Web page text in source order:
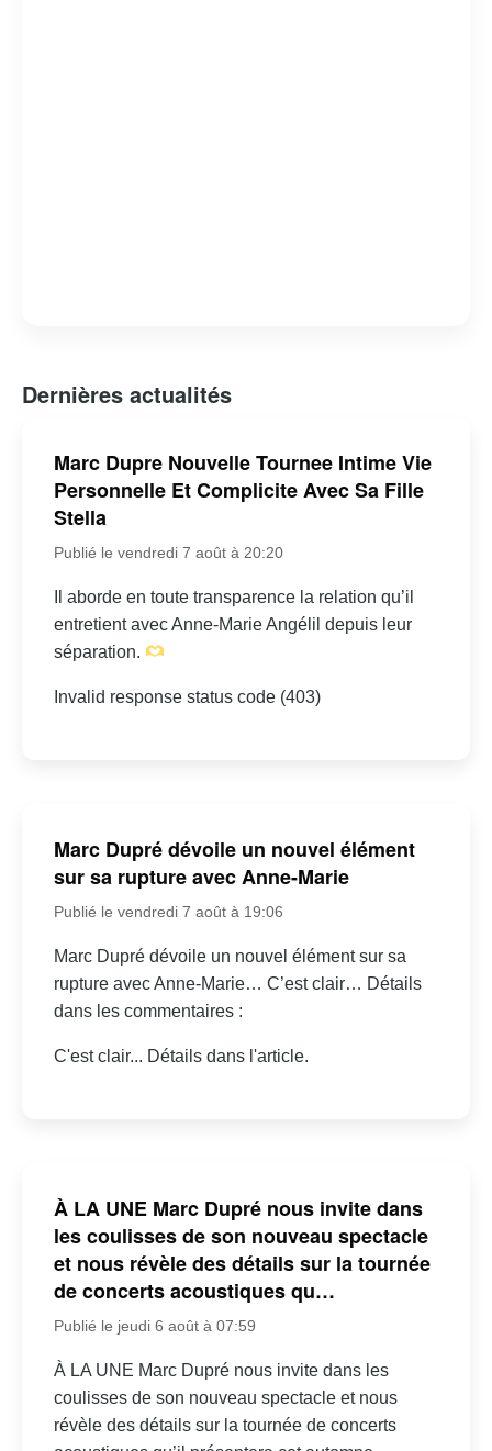
Dernières actualités
Marc Dupre Nouvelle Tournee Intime Vie
Personnelle Et Complicite Avec Sa Fille
Stella
Publié le vendredi 7 août à 20:20
Il aborde en toute transparence la relation qu’il
entretient avec Anne-Marie Angélil depuis leur
séparation.
Invalid response status code (403)
Marc Dupré dévoile un nouvel élément
sur sa rupture avec Anne-Marie
Publié le vendredi 7 août à 19:06
Marc Dupré dévoile un nouvel élément sur sa
rupture avec Anne-Marie… C’est clair… Détails
dans les commentaires :
C'est clair... Détails dans l'article.
À LA UNE Marc Dupré nous invite dans
les coulisses de son nouveau spectacle
et nous révèle des détails sur la tournée
de concerts acoustiques qu…
Publié le jeudi 6 août à 07:59
À LA UNE Marc Dupré nous invite dans les
coulisses de son nouveau spectacle et nous
révèle des détails sur la tournée de concerts